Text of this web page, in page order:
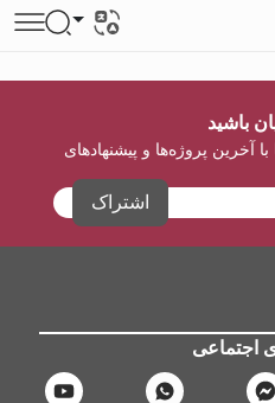
باشید
آخرین پروژه‌ها و پیشنهادهای
اشتراک
اجتماعی